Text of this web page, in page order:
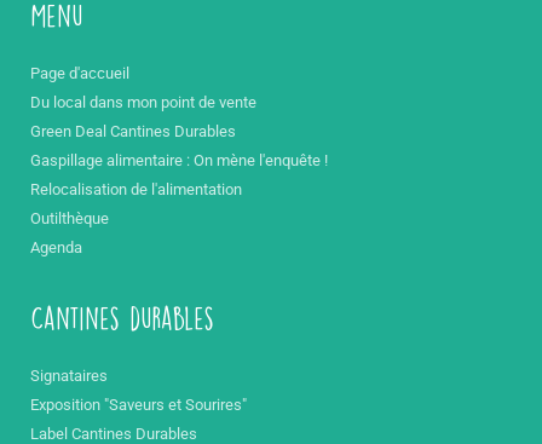
Menu
Page d'accueil
Du local dans mon point de vente
Green Deal Cantines Durables
Gaspillage alimentaire : On mène l'enquête !
Relocalisation de l'alimentation
Outilthèque
Agenda
Cantines durables
Signataires
Exposition "Saveurs et Sourires"
Label Cantines Durables